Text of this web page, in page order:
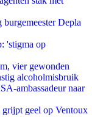
Depla
'stigma op
vier gewonden
alcoholmisbruik
ambassadeur naar
geel op Ventoux